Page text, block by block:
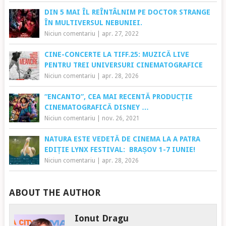
DIN 5 MAI ÎL REÎNTÂLNIM PE DOCTOR STRANGE
ÎN MULTIVERSUL NEBUNIEI.
Niciun comentariu apr. 27, 2022
CINE-CONCERTE LA TIFF.25: MUZICĂ LIVE
PENTRU TREI UNIVERSURI CINEMATOGRAFICE
Niciun comentariu apr. 28, 2026
“ENCANTO”, CEA MAI RECENTĂ PRODUCȚIE
CINEMATOGRAFICĂ DISNEY …
Niciun comentariu nov. 26, 2021
NATURA ESTE VEDETĂ DE CINEMA LA A PATRA
EDIȚIE LYNX FESTIVAL: BRAȘOV 1-7 IUNIE!
Niciun comentariu apr. 28, 2026
ABOUT THE AUTHOR
Ionut Dragu